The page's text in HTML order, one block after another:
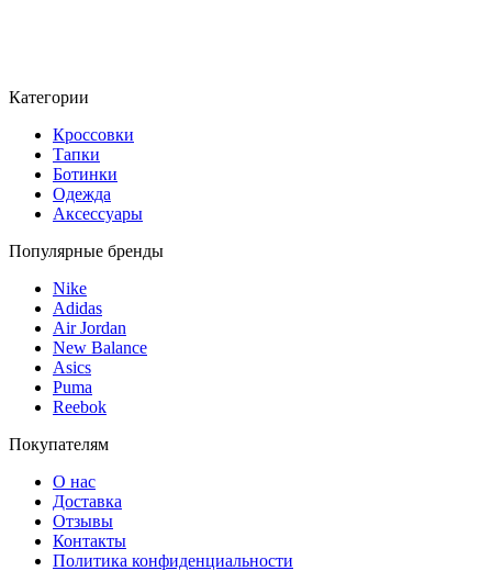
Категории
Кроссовки
Тапки
Ботинки
Одежда
Аксессуары
Популярные бренды
Nike
Adidas
Air Jordan
New Balance
Asics
Puma
Reebok
Покупателям
О нас
Доставка
Отзывы
Контакты
Политика конфиденциальности